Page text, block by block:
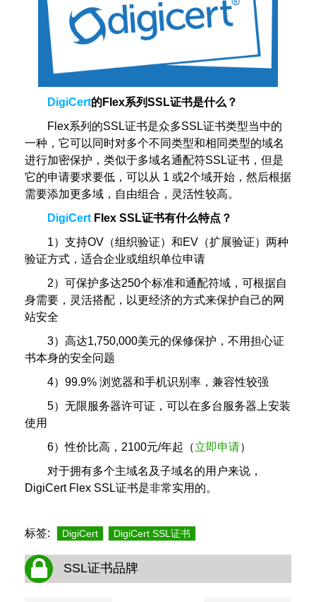
DigiCert的Flex系列SSL证书是什么？
Flex系列的SSL证书是众多SSL证书类型当中的
一种，它可以同时对多个不同类型和相同类型的域名
进行加密保护，类似于多域名通配符SSL证书，但是
它的申请要求要低，可以从 1 或2个域开始，然后根据
需要添加更多域，自由组合，灵活性较高。
DigiCert Flex SSL证书有什么特点？
1）支持OV（组织验证）和EV（扩展验证）两种
验证方式，适合企业或组织单位申请
2）可保护多达250个标准和通配符域，可根据自
身需要，灵活搭配，以更经济的方式来保护自己的网
站安全
3）高达1,750,000美元的保修保护，不用担心证
书本身的安全问题
4）99.9% 浏览器和手机识别率，兼容性较强
5）无限服务器许可证，可以在多台服务器上安装
使用
6）性价比高，2100元/年起（立即申请）
对于拥有多个主域名及子域名的用户来说，
DigiCert Flex SSL证书是非常实用的。
标签: DigiCert DigiCert SSL证书
SSL证书品牌